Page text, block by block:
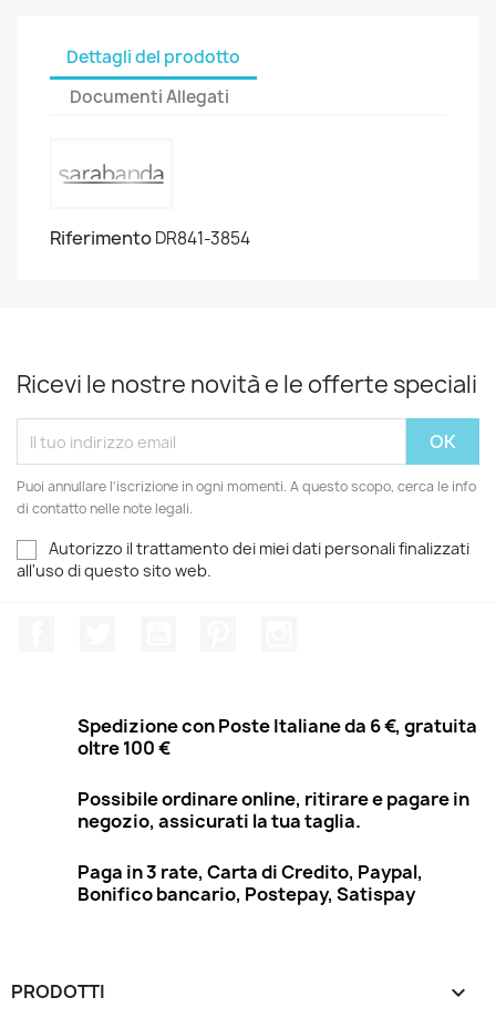
Dettagli del prodotto
Documenti Allegati
RiferimentoDR841-3854
Ricevi le nostre novità e le offerte speciali
Puoi annullare l'iscrizione in ogni momenti. A questo scopo, cerca le info
di contatto nelle note legali.
Autorizzo il trattamento dei miei dati personali finalizzati
all'uso di questo sito web.
Spedizione con Poste Italiane da 6 €, gratuita
oltre 100 €
Possibile ordinare online, ritirare e pagare in
negozio, assicurati la tua taglia.
Paga in 3 rate, Carta di Credito, Paypal,
Bonifico bancario, Postepay, Satispay
PRODOTTI 